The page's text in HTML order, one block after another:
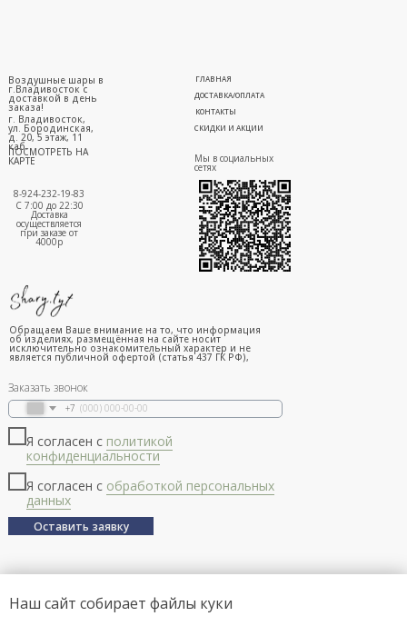
г. Владивосток,
ул. Бородинская,
д. 20, 5 этаж, 11
каб.
ПОСМОТРЕТЬ НА
КАРТЕ
ГЛАВНАЯ
ДОСТАВКА/ОПЛАТА
СКИДКИ И АКЦИИ
КОНТАКТЫ
8-924-232-19-83
С 7:00 до 22:30
Доставка
осуществляется
при заказе от
4000р
Воздушные шары в
г.Владивосток с
доставкой в день
заказа!
Мы в социальных
сетях
Заказать звонок
+7
Я согласен с политикой
конфиденциальности
Я согласен с обработкой персональных
данных
Оставить заявку
Обращаем Ваше внимание на то, что информация
об изделиях, размещённая на сайте носит
исключительно ознакомительный характер и не
является публичной офертой (статья 437 ГК РФ),
Наш сайт собирает файлы куки